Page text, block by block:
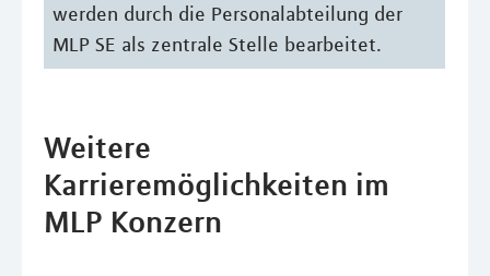
werden durch die Personalabteilung der
MLP SE als zentrale Stelle bearbeitet.
Weitere
Karrieremöglichkeiten im
MLP Konzern